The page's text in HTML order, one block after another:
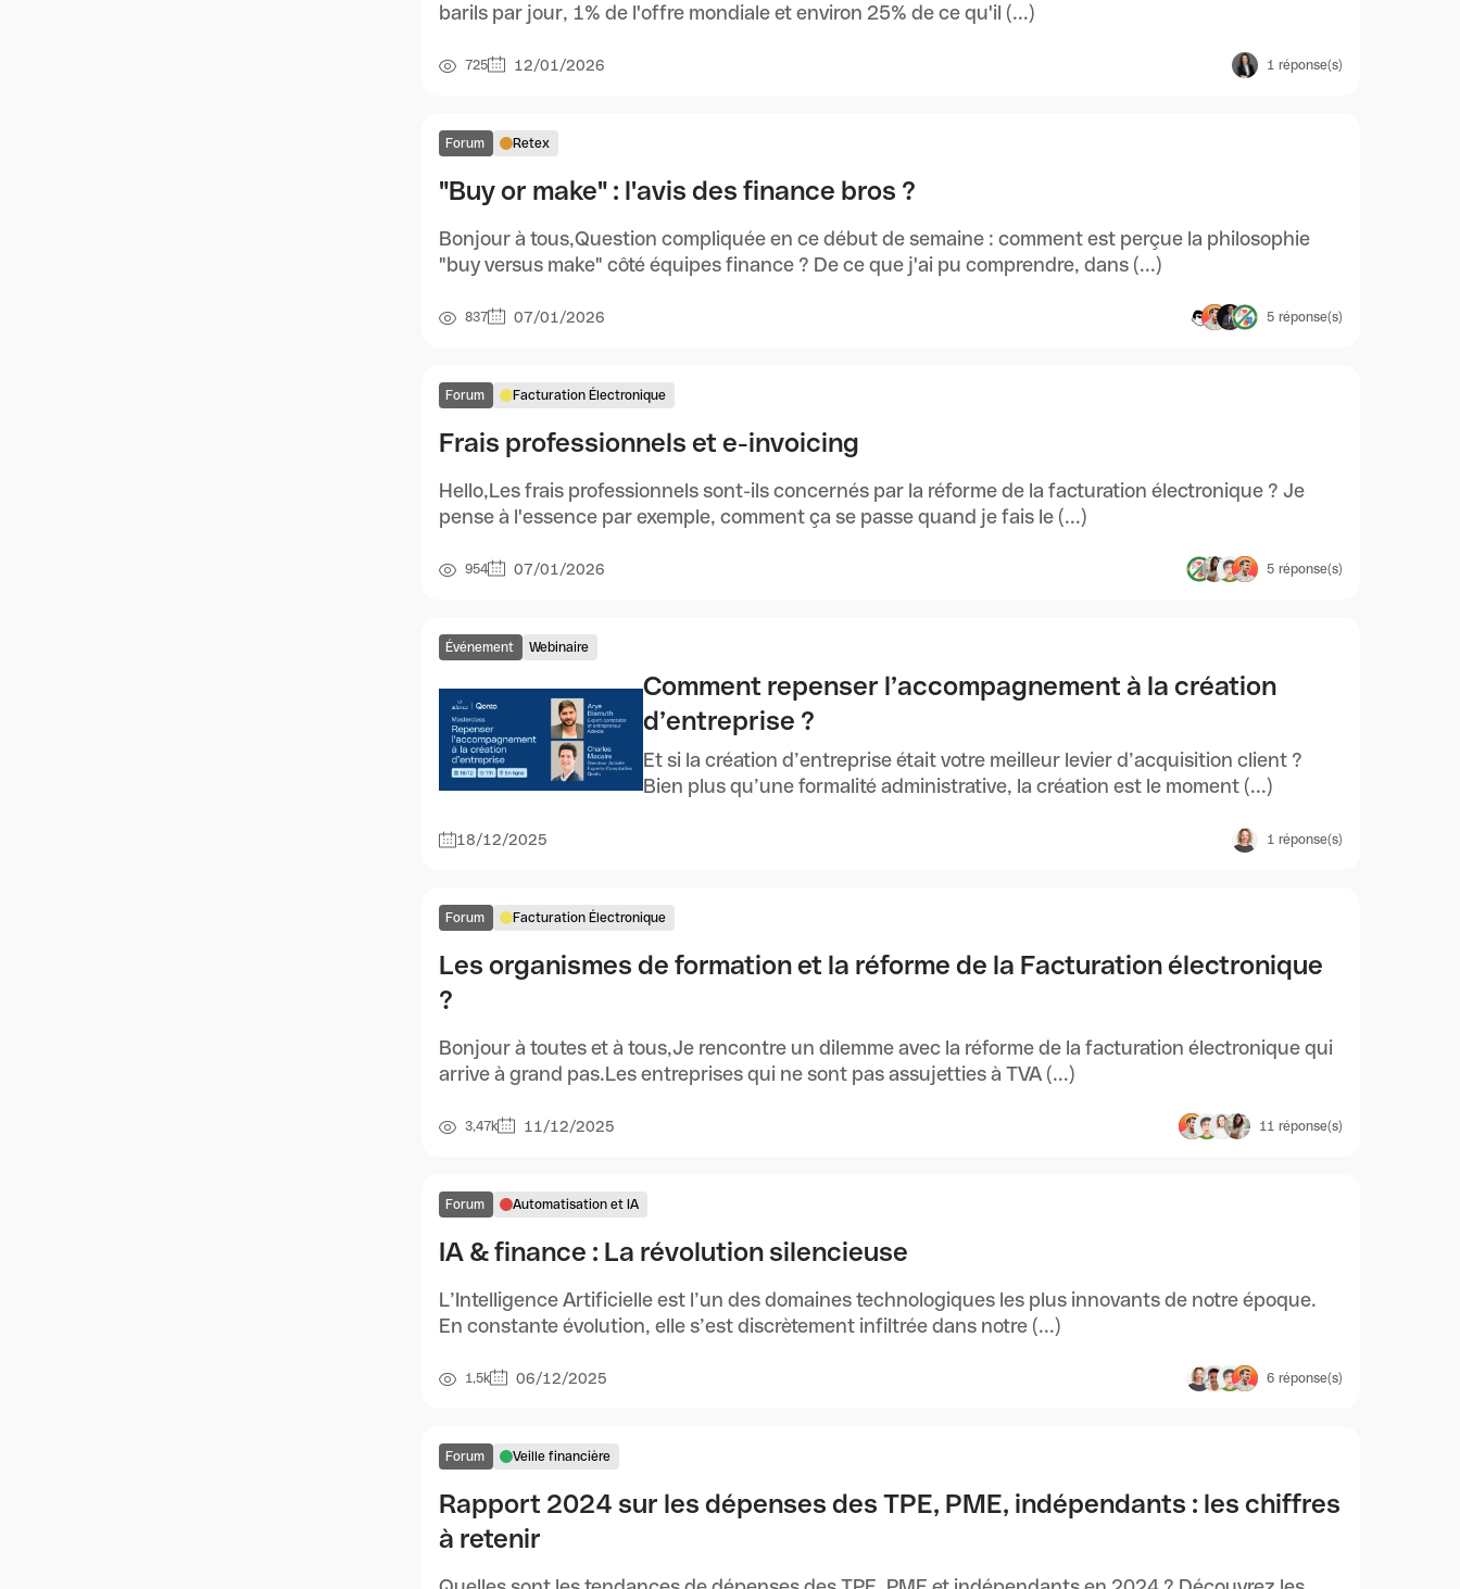
barils par jour, 1% de l'offre mondiale et environ 25% de ce qu'il (...)
725 12/01/2026 1 réponse(s)
Forum Retex
"Buy or make" : l'avis des finance bros ?
Bonjour à tous,Question compliquée en ce début de semaine : comment est perçue la philosophie
"buy versus make" côté équipes finance ? De ce que j'ai pu comprendre, dans (...)
837 07/01/2026 5 réponse(s)
Forum Facturation Électronique
Frais professionnels et e-invoicing
Hello,Les frais professionnels sont-ils concernés par la réforme de la facturation électronique ? Je
pense à l'essence par exemple, comment ça se passe quand je fais le (...)
954 07/01/2026 5 réponse(s)
Événement Webinaire
Comment repenser l’accompagnement à la création
d’entreprise ?
Et si la création d’entreprise était votre meilleur levier d’acquisition client ?
Bien plus qu’une formalité administrative, la création est le moment (...)
18/12/2025 1 réponse(s)
Forum Facturation Électronique
Les organismes de formation et la réforme de la Facturation électronique
?
Bonjour à toutes et à tous,Je rencontre un dilemme avec la réforme de la facturation électronique qui
arrive à grand pas.Les entreprises qui ne sont pas assujetties à TVA (...)
3,47k 11/12/2025 11 réponse(s)
Forum Automatisation et IA
IA & finance : La révolution silencieuse
L’Intelligence Artificielle est l’un des domaines technologiques les plus innovants de notre époque.
En constante évolution, elle s’est discrètement infiltrée dans notre (...)
1,5k 06/12/2025 6 réponse(s)
Forum Veille financière
Rapport 2024 sur les dépenses des TPE, PME, indépendants : les chiffres
à retenir